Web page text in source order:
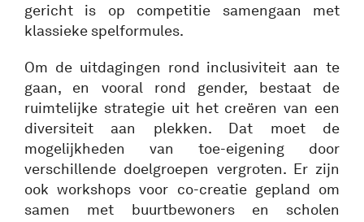
gericht is op competitie samengaan met
klassieke spelformules.
Om de uitdagingen rond inclusiviteit aan te
gaan, en vooral rond gender, bestaat de
ruimtelijke strategie uit het creëren van een
diversiteit aan plekken. Dat moet de
mogelijkheden van toe-eigening door
verschillende doelgroepen vergroten. Er zijn
ook workshops voor co-creatie gepland om
samen met buurtbewoners en scholen